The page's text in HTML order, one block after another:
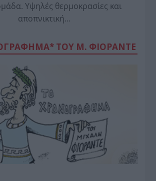
Υψηλές θερμοκρασίες και
αποπνικτική…
ΤΟΥ Μ. ΦΙΟΡΆΝΤΕ